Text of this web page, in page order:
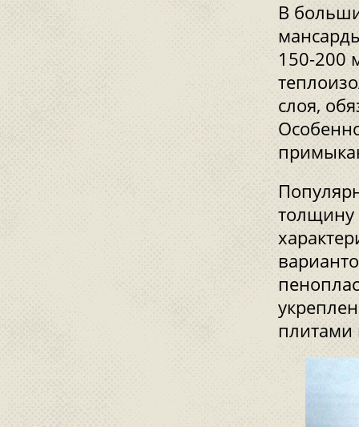
В
150-200
слоя,
толщину
плитами